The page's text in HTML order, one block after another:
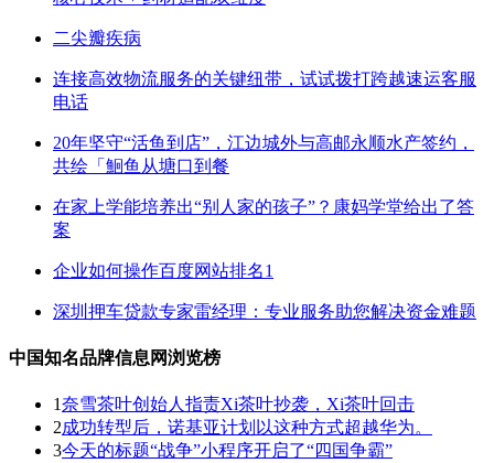
二尖瓣疾病
连接高效物流服务的关键纽带，试试拨打跨越速运客服
电话
20年坚守“活鱼到店”，江边城外与高邮永顺水产签约，
共绘「鮰鱼从塘口到餐
在家上学能培养出“别人家的孩子”？康妈学堂给出了答
案
企业如何操作百度网站排名1
深圳押车贷款专家雷经理：专业服务助您解决资金难题
中国知名品牌信息网浏览榜
1奈雪茶叶创始人指责Xi茶叶抄袭，Xi茶叶回击
2成功转型后，诺基亚计划以这种方式超越华为。
3今天的标题“战争”小程序开启了“四国争霸”